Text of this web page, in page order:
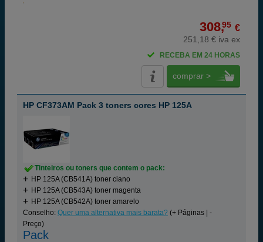
308,95 €
251,18 € iva ex
RECEBA EM 24 HORAS
comprar >
HP CF373AM Pack 3 toners cores HP 125A
Tinteiros ou toners que contem o pack:
HP 125A (CB541A) toner ciano
HP 125A (CB543A) toner magenta
HP 125A (CB542A) toner amarelo
Conselho: Quer uma alternativa mais barata? (+ Páginas | -
Preço)
Pack